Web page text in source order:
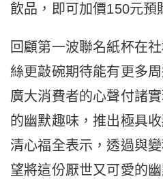
飲品，即可加價150元預
回顧第一波聯名紙杯在
絲更敲碗期待能有更多
廣大消費者的心聲付諸
的幽默趣味，推出極具
清心福全表示，透過與
望將這份厭世又可愛的